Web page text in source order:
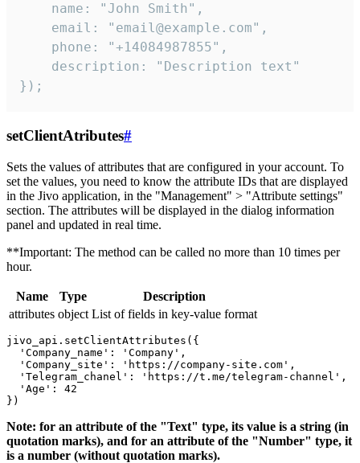
    name: "John Smith",
    email: "email@example.com",
    phone: "+14084987855",
    description: "Description text"
});
setClientAtributes#
Sets the values ​​of attributes that are configured in your account. To
set the values, you need to know the attribute IDs that are displayed
in the Jivo application, in the "Management" > "Attribute settings"
section. The attributes will be displayed in the dialog information
panel and updated in real time.
**Important: The method can be called no more than 10 times per
hour.
Name Type
Description
attributes object List of fields in key-value format
jivo_api.setClientAttributes({
  'Company_name': 'Company',
  'Company_site': 'https://company-site.com',
  'Telegram_chanel': 'https://t.me/telegram-channel',
  'Age': 42
Note: for an attribute of the "Text" type, its value is a string (in
quotation marks), and for an attribute of the "Number" type, it
is a number (without quotation marks).